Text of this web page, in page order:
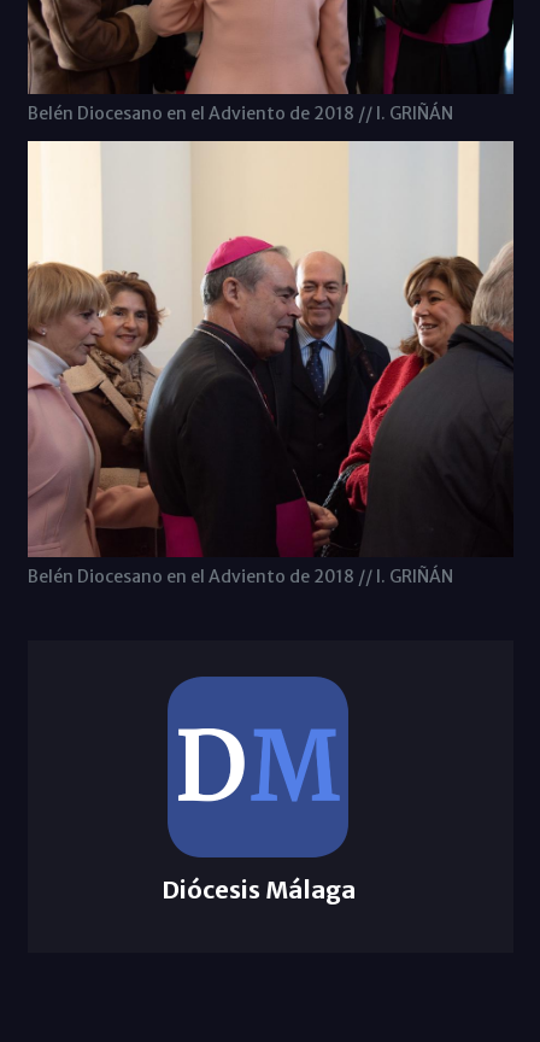
Belén Diocesano en el Adviento de 2018 // I. GRIÑÁN
Belén Diocesano en el Adviento de 2018 // I. GRIÑÁN
Diócesis Málaga